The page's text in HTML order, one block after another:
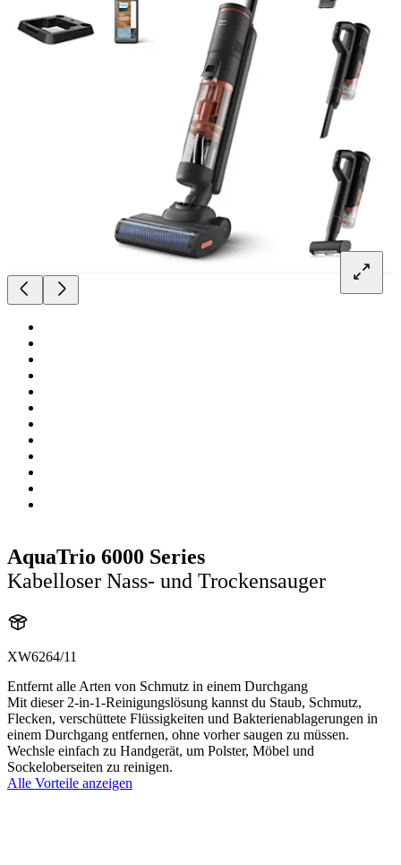
AquaTrio 6000 Series
Kabelloser Nass- und Trockensauger
XW6264/11
Entfernt alle Arten von Schmutz in einem Durchgang
Mit dieser 2-in-1-Reinigungslösung kannst du Staub, Schmutz,
Flecken, verschüttete Flüssigkeiten und Bakterienablagerungen in
einem Durchgang entfernen, ohne vorher saugen zu müssen.
Wechsle einfach zu Handgerät, um Polster, Möbel und
Sockeloberseiten zu reinigen.
Alle Vorteile anzeigen